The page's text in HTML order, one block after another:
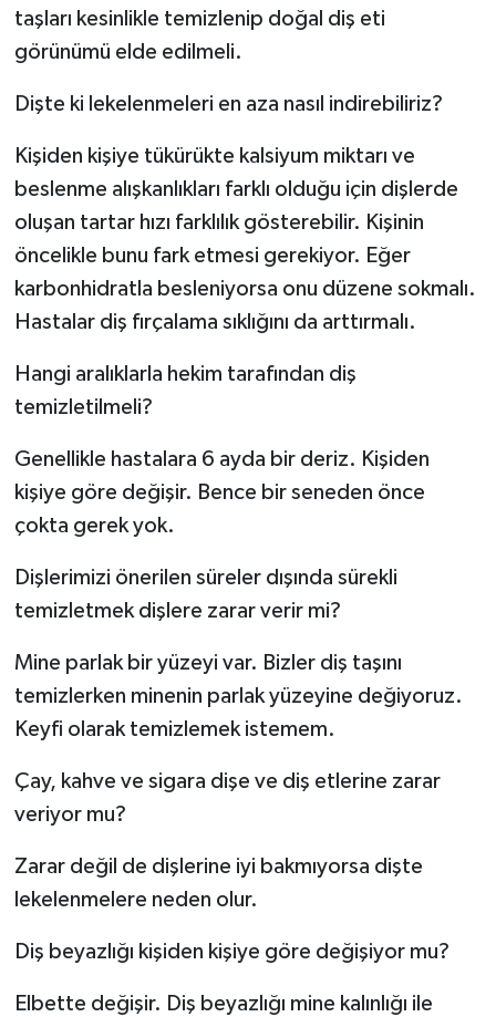
taşları kesinlikle temizlenip doğal diş eti
görünümü elde edilmeli.
Dişte ki lekelenmeleri en aza nasıl indirebiliriz?
Kişiden kişiye tükürükte kalsiyum miktarı ve
beslenme alışkanlıkları farklı olduğu için dişlerde
oluşan tartar hızı farklılık gösterebilir. Kişinin
öncelikle bunu fark etmesi gerekiyor. Eğer
karbonhidratla besleniyorsa onu düzene sokmalı.
Hastalar diş fırçalama sıklığını da arttırmalı.
Hangi aralıklarla hekim tarafından diş
temizletilmeli?
Genellikle hastalara 6 ayda bir deriz. Kişiden
kişiye göre değişir. Bence bir seneden önce
çokta gerek yok.
Dişlerimizi önerilen süreler dışında sürekli
temizletmek dişlere zarar verir mi?
Mine parlak bir yüzeyi var. Bizler diş taşını
temizlerken minenin parlak yüzeyine değiyoruz.
Keyfi olarak temizlemek istemem.
Çay, kahve ve sigara dişe ve diş etlerine zarar
veriyor mu?
Zarar değil de dişlerine iyi bakmıyorsa dişte
lekelenmelere neden olur.
Diş beyazlığı kişiden kişiye göre değişiyor mu?
Elbette değişir. Diş beyazlığı mine kalınlığı ile